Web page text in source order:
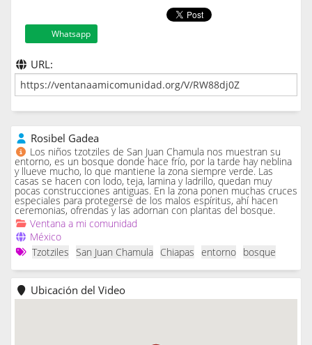
Whatsapp
URL:
Rosibel Gadea
Los niños tzotziles de San Juan Chamula nos muestran su
entorno, es un bosque donde hace frío, por la tarde hay neblina
y llueve mucho, lo que mantiene la zona siempre verde. Las
casas se hacen con lodo, teja, lamina y ladrillo, quedan muy
pocas construcciones antiguas. En la zona ponen muchas cruces
especiales para protegerse de los malos espíritus, ahí hacen
ceremonias, ofrendas y las adornan con plantas del bosque.
Ventana a mi comunidad
México
Tzotziles
San Juan Chamula Chiapas entorno bosque
Ubicación del Video